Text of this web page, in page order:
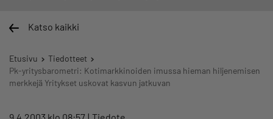
Katso kaikki
Etusivu
Tiedotteet
Pk-yritysbarometri: Kotimarkkinoiden imussa hieman hiljenemisen
merkkejä Yritykset uskovat kasvun jatkuvan